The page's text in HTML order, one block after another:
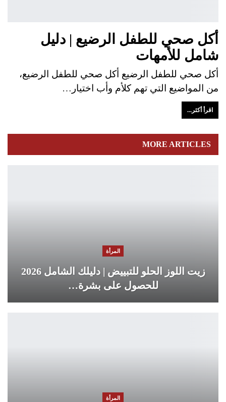
أكل صحي للطفل الرضيع | دليل
شامل للأمهات
أكل صحي للطفل الرضيع أكل صحي للطفل الرضيع،
من المواضيع التي تهم كلأم وأب اختيار…
اقرأ أكثر...
MORE ARTICLES
المرأة
زيت اللوز الحلو للتبييض | دليلك الشامل 2026
للحصول على بشرة…
المرأة